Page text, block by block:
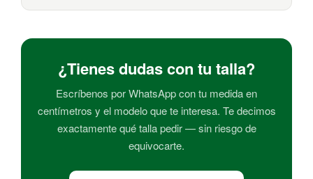
¿Tienes dudas con tu talla?
Escríbenos por WhatsApp con tu medida en
centímetros y el modelo que te interesa. Te decimos
exactamente qué talla pedir — sin riesgo de
equivocarte.